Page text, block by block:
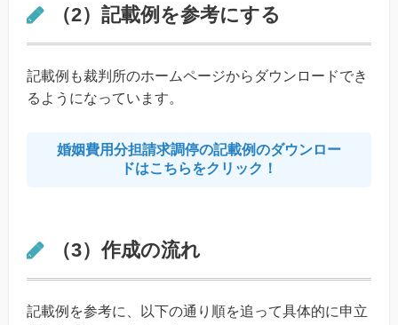
（2）記載例を参考にする
記載例も裁判所のホームページからダウンロードでき
るようになっています。
婚姻費用分担請求調停の記載例のダウンロー
ドはこちらをクリック！
（3）作成の流れ
記載例を参考に、以下の通り順を追って具体的に申立